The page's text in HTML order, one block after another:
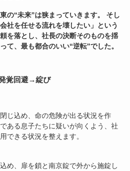
の“未来”は狭まっていきます。 そし
社を任せる流れを壊したい」という
を落とし、社長の決断そのものを揺
て、最も都合のいい“逆転”でした。
覚回避→綻び
じ込め、命の危険が出る状況を作
ある息子たちに疑いが向くよう、社
できる状況を整えます。
め、扉を鎖と南京錠で外から施錠し